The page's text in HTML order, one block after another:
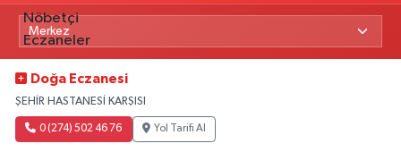
Doğa Eczanesi
ŞEHİR HASTANESİ KARŞISI
0 (274) 502 46 76 Yol Tarifi Al